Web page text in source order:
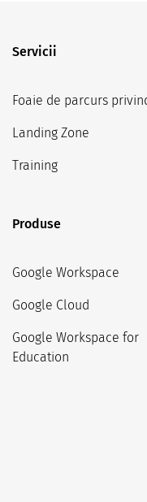
Servicii
Foaie de parcurs
Landing Zone
Training
Produse
Google Workspace
Google Cloud
Google Workspace for
Education